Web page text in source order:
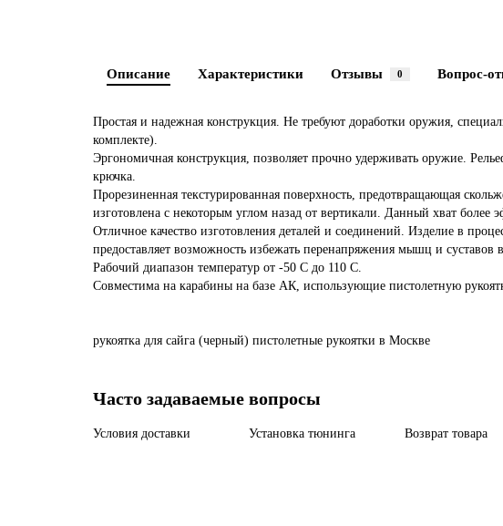
Описание Характеристики Отзывы 0 Вопрос-
Простая и надежная конструкция. Не требуют доработки оружия,
комплекте).
Эргономичная конструкция, позволяет прочно удерживать оружие.
крючка.
Прорезиненная текстурированная поверхность, предотвращающая
изготовлена с некоторым углом назад от вертикали. Данный хват более
Отличное качество изготовления деталей и соединений. Изделие в
предоставляет возможность избежать перенапряжения мышц и суставов
Рабочий диапазон температур от -50 С до 110 С.
Совместима на карабины на базе АК, использующие пистолетную
рукоятка для сайга (черный) пистолетные рукоятки в Москве
Часто задаваемые вопросы
Условия доставки Установка тюнинга Возврат товара